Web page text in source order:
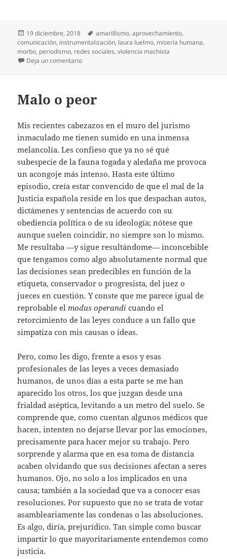
Publicado
el
19 diciembre, 2018 Etiquetas
amarillismo,aprovechamiento,
comunicación, instrumentalización, laura luelmo, miseria humana,
morbo, periodismo, redes sociales,violencia machista
Deja un comentarioen Huyamos del morbo
Malo o peor
Mis recientes cabezazos en el muro del jurismo
inmaculado me tienen sumido en una inmensa
melancolía. Les confieso que ya no sé qué
subespecie de la fauna togada y aledaña me provoca
un acongoje más intenso. Hasta este último
episodio, creía estar convencido de que el mal de la
Justicia española reside en los que despachan autos,
dictámenes y sentencias de acuerdo con su
obediencia política o de su ideología; nótese que
aunque suelen coincidir, no siempre son lo mismo.
Me resultaba —y sigue resultándome— inconcebible
que tengamos como algo absolutamente normal que
las decisiones sean predecibles en función de la
etiqueta, conservador o progresista, del juez o
jueces en cuestión. Y conste que me parece igual de
reprobable el modus operandi cuando el
retorcimiento de las leyes conduce a un fallo que
simpatiza con mis causas o ideas.
Pero, como les digo, frente a esos y esas
profesionales de las leyes a veces demasiado
humanos, de unos días a esta parte se me han
aparecido los otros, los que juzgan desde una
frialdad aséptica, levitando a un metro del suelo. Se
comprende que, como cuentan algunos médicos que
hacen, intenten no dejarse llevar por las emociones,
precisamente para hacer mejor su trabajo. Pero
sorprende y alarma que en esa toma de distancia
acaben olvidando que sus decisiones afectan a seres
humanos. Ojo, no solo a los implicados en una
causa; también a la sociedad que va a conocer esas
resoluciones. Por supuesto que no se trata de votar
asambleariamente las condenas o las absoluciones.
Es algo, diría, prejurídico. Tan simple como buscar
impartir lo que mayoritariamente entendemos como
justicia.